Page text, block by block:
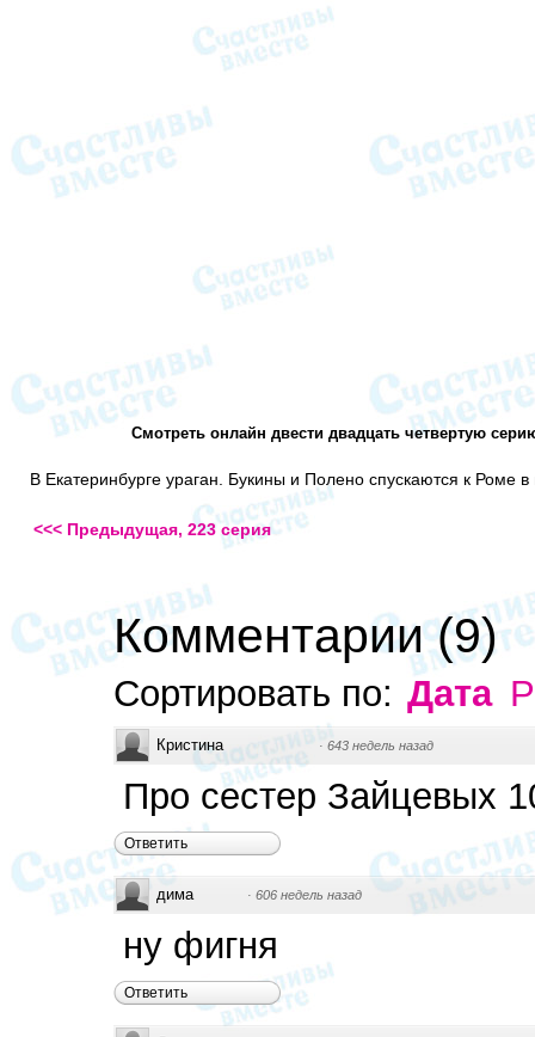
Смотреть онлайн двести двадцать четвертую
В Екатеринбурге ураган. Букины и Полено спускаются к Роме в
<<< Предыдущая, 223 серия
Комментарии(9)
Сортировать по: Дата
Кристина · 643 недель назад
Про сестер Зайцевых
Ответить
дима · 606 недель назад
ну фигня
Ответить